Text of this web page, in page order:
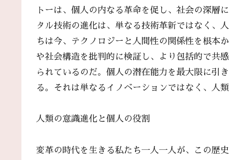
トーは、個人の内なる革命を促し、社会の深
タル技術の進化は、単なる技術革新ではなく、
ちは今、テクノロジーと人間性の関係性を根本
や社会構造を批判的に検証し、より包括的で共
られているのだ。個人の潜在能力を最大限に引
る。それは単なるイノベーションではなく、人
人類の意識進化と個人の役割
変革の時代を生きる私たち一人一人が、この歴